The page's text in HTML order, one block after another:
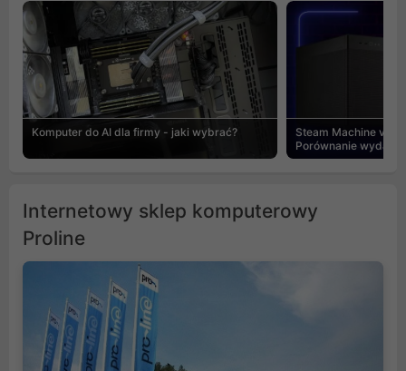
Komputer do AI dla firmy - jaki wybrać?
Steam Machine vs
Porównanie
Internetowy sklep komputerowy
Proline